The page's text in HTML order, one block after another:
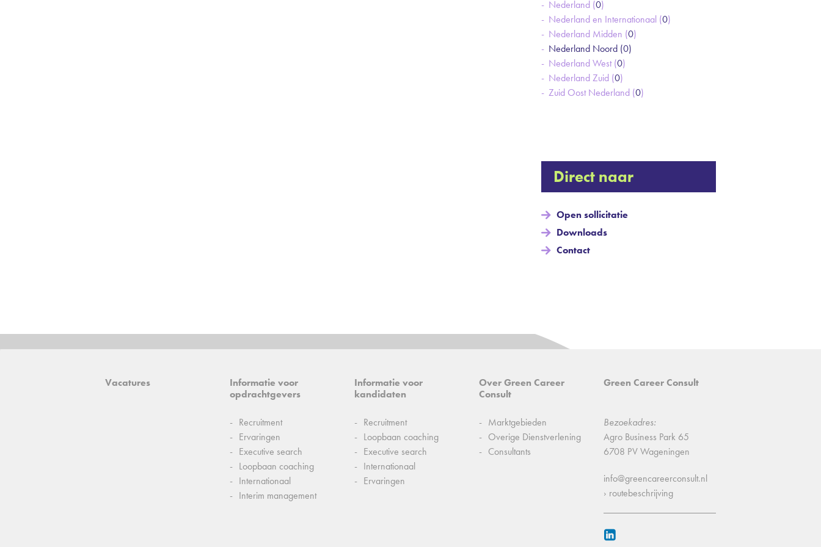
Nederland (0)
Nederland en Internationaal (0)
Nederland Midden (0)
Nederland Noord (0)
Nederland West (0)
Nederland Zuid (0)
Zuid Oost Nederland (0)
Direct naar
Open sollicitatie
Downloads
Contact
Vacatures
Informatie voor
opdrachtgevers
Recruitment
Ervaringen
Executive search
Loopbaan coaching
Internationaal
Interim management
Informatie voor
kandidaten
Recruitment
Loopbaan coaching
Executive search
Internationaal
Ervaringen
Over Green Career
Consult
Marktgebieden
Overige Dienstverlening
Consultants
Green Career Consult
Bezoekadres:
Agro Business Park 65
6708 PV Wageningen
info@greencareerconsult.nl
› routebeschrijving